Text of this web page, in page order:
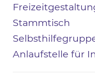
Stammtisch
Anlaufstelle für